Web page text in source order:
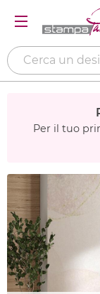
Per il tuo